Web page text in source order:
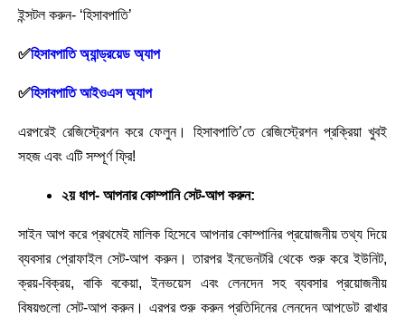
ইন্সটল করুন- ‘হিসাবপাতি’
✅হিসাবপাতি অ্যান্ড্রয়েড অ্যাপ
✅হিসাবপাতি আইওএস অ্যাপ
এরপরেই রেজিস্ট্রেশন করে ফেলুন। হিসাবপাতি’তে রেজিস্ট্রেশন প্রক্রিয়া খুবই
সহজ এবং এটি সম্পূর্ণ ফ্রি!
২য় ধাপ- আপনার কোম্পানি সেট-আপ করুন:
সাইন আপ করে প্রথমেই মালিক হিসেবে আপনার কোম্পানির প্রয়োজনীয় তথ্য দিয়ে
ব্যবসার প্রোফাইল সেট-আপ করুন। তারপর ইনভেনটরি থেকে শুরু করে ইউনিট,
ক্রয়-বিক্রয়, বাকি বকেয়া, ইনভয়েস এবং লেনদেন সহ ব্যবসার প্রয়োজনীয়
বিষয়গুলো সেট-আপ করুন। এরপর শুরু করুন প্রতিদিনের লেনদেন আপডেট রাখার